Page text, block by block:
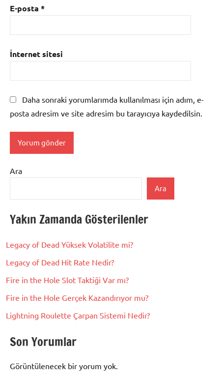
E-posta *
İnternet sitesi
Daha sonraki yorumlarımda kullanılması için adım, e-
posta adresim ve site adresim bu tarayıcıya kaydedilsin.
Ara
Ara
Yakın Zamanda Gösterilenler
Legacy of Dead Yüksek Volatilite mi?
Legacy of Dead Hit Rate Nedir?
Fire in the Hole Slot Taktiği Var mı?
Fire in the Hole Gerçek Kazandırıyor mu?
Lightning Roulette Çarpan Sistemi Nedir?
Son Yorumlar
Görüntülenecek bir yorum yok.